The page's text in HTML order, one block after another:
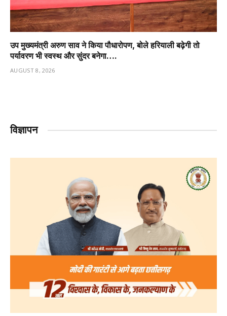
उप मुख्यमंत्री अरुण साव ने किया पौधारोपण, बोले हरियाली बढ़ेगी तो
पर्यावरण भी स्वस्थ और सुंदर बनेगा….
AUGUST 8, 2026
विज्ञापन